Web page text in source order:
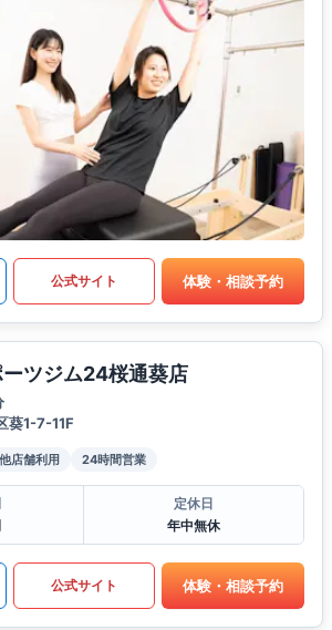
公式サイト 体験・相談予約
ツジム24桜通葵店
葵1-7-11F
他店舗利用 24時間営業
定休日
年中無休
公式サイト 体験・相談予約